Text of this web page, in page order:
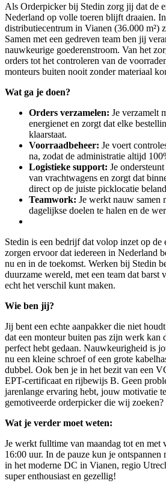
Als Orderpicker bij Stedin zorg jij dat de
Nederland op volle toeren blijft draaien.
distributiecentrum in Vianen (36.000 m²)
Samen met een gedreven team ben jij
nauwkeurige goederenstroom. Van het
orders tot het controleren van de
monteurs buiten nooit zonder materiaal
Wat ga je doen?
Orders verzamelen: Je verzamelt
energienet en zorgt dat elke
klaarstaat.
Voorraadbeheer: Je voert
na, zodat de administratie altijd
Logistieke support: Je
van vrachtwagens en zorgt dat
direct op de juiste picklocatie
Teamwork: Je werkt nauw samen
dagelijkse doelen te halen en de
Stedin is een bedrijf dat volop inzet op de
zorgen ervoor dat iedereen in Nederland
nu en in de toekomst. Werken bij Stedin
duurzame wereld, met een team dat barst
echt het verschil kunt maken.
Wie ben jij?
Jij bent een echte aanpakker die niet
dat een monteur buiten pas zijn werk kan
perfect hebt gedaan. Nauwkeurigheid is
nu een kleine schroef of een grote
dubbel. Ook ben je in het bezit van een
EPT-certificaat en rijbewijs B. Geen
jarenlange ervaring hebt, jouw motivatie
gemotiveerde orderpicker die wij zoeken?
Wat je verder moet weten:
Je werkt fulltime van maandag tot en met
16:00 uur. In de pauze kun je ontspannen
in het moderne DC in Vianen, regio
super enthousiast en gezellig!